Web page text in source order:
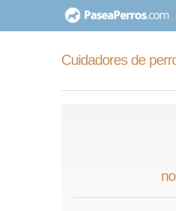
contenido
Cuidadores de